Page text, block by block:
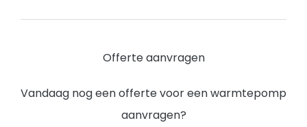
Offerte aanvragen
Vandaag nog een offerte voor een warmtepomp
aanvragen?